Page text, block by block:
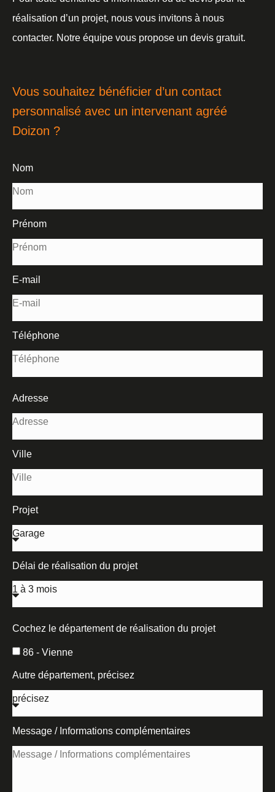
réalisation d’un projet, nous vous invitons à nous
contacter. Notre équipe vous propose un devis gratuit.
Vous souhaitez bénéficier d’un contact
personnalisé avec un intervenant agréé
Doizon ?
Nom
Prénom
E-mail
Téléphone
Adresse
Ville
Projet
Délai de réalisation du projet
Cochez le département de réalisation du projet
86 - Vienne
Autre département, précisez
Message / Informations complémentaires